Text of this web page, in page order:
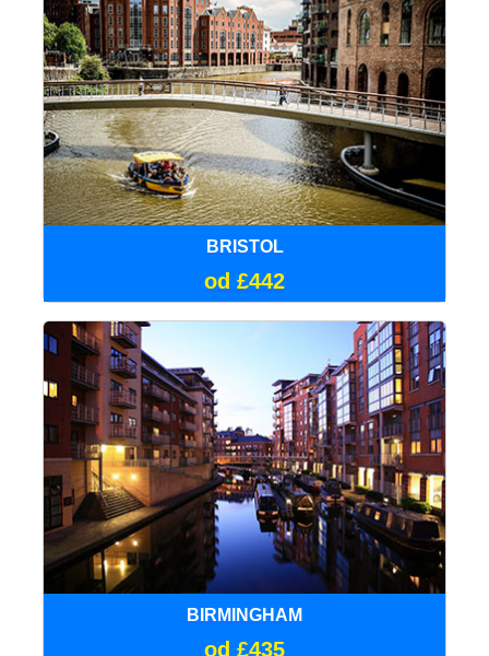
BRISTOL
od £442
BIRMINGHAM
od £435